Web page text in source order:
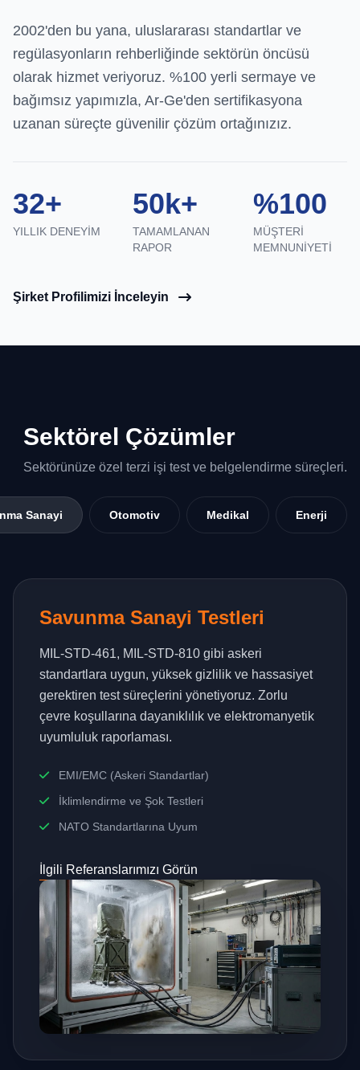
2002'den bu yana, uluslararası standartlar ve
regülasyonların rehberliğinde sektörün öncüsü
olarak hizmet veriyoruz. %100 yerli sermaye ve
bağımsız yapımızla, Ar-Ge'den sertifikasyona
uzanan süreçte güvenilir çözüm ortağınızız.
32+
YILLIK DENEYIM
50k+
TAMAMLANAN
RAPOR
%100
MÜŞTERI
MEMNUNIYETI
Şirket Profilimizi İnceleyin
Sektörel Çözümler
Sektörünüze özel terzi işi test ve belgelendirme süreçleri.
Sanayi Otomotiv Medikal Enerji
Savunma Sanayi Testleri
MIL-STD-461, MIL-STD-810 gibi askeri
standartlara uygun, yüksek gizlilik ve hassasiyet
gerektiren test süreçlerini yönetiyoruz. Zorlu
çevre koşullarına dayanıklılık ve elektromanyetik
uyumluluk raporlaması.
EMI/EMC (Askeri Standartlar)
İklimlendirme ve Şok Testleri
NATO Standartlarına Uyum
İlgili Referanslarımızı Görün